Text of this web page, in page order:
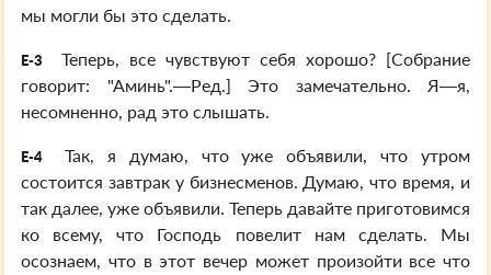
мы могли бы это сделать.
E-3
Теперь, все чувствуют себя хорошо? [Собрание
говорит: "Аминь".—Ред.] Это замечательно. Я—я,
несомненно, рад это слышать.
E-4
Так, я думаю, что уже объявили, что утром
состоится завтрак у бизнесменов. Думаю, что время, и
так далее, уже объявили. Теперь давайте приготовимся
ко всему, что Господь повелит нам сделать. Мы
осознаем, что в этот вечер может произойти все что